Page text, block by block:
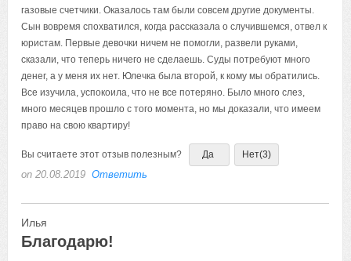
газовые счетчики. Оказалось там были совсем другие документы.
Сын вовремя спохватился, когда рассказала о случившемся, отвел к
юристам. Первые девочки ничем не помогли, развели руками,
сказали, что теперь ничего не сделаешь. Суды потребуют много
денег, а у меня их нет. Юлечка была второй, к кому мы обратились.
Все изучила, успокоила, что не все потеряно. Было много слез,
много месяцев прошло с того момента, но мы доказали, что имеем
право на свою квартиру!
Вы считаете этот отзыв полезным? Да Нет(3)
on 20.08.2019 Ответить
Илья
Благодарю!